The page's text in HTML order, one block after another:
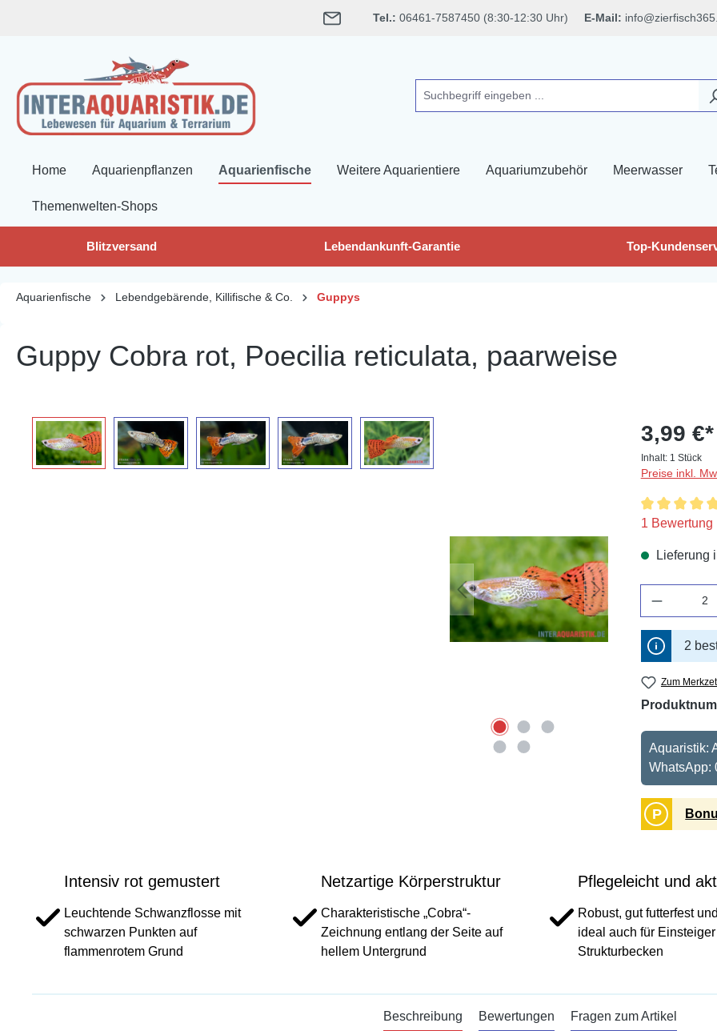
Tel.: 06461-7587450 (8:30-12:30 Uhr) E-Mail:
Home Aquarienpflanzen Aquarienfische Weitere Aquarientiere Aquariumzubehör Meerwasser
Themenwelten-Shops
Blitzversand Lebendankunft-Garantie Top-
Aquarienfische Lebendgebärende, Killifische & Co. Guppys
Guppy Cobra rot, Poecilia reticulata, paarweise
Bildergalerie überspringen 3,99 €*
Inhalt: 1 Stück
Preise inkl.
1 Bewertung
Lieferung
2
Zum
Aquaristik:
WhatsApp:
P
Intensiv rot gemustert
Leuchtende Schwanzflosse mit
schwarzen Punkten auf
flammenrotem Grund
Netzartige Körperstruktur
Charakteristische „Cobra“-
Zeichnung entlang der Seite auf
hellem Untergrund
Pflegeleicht und
Robust, gut futterfest
ideal auch für
Strukturbecken
Beschreibung Bewertungen Fragen zum Artikel